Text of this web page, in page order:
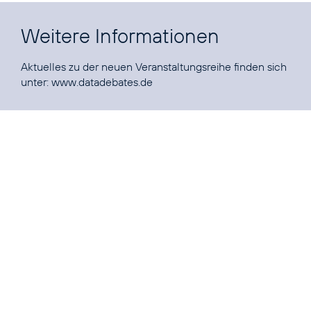
Weitere Informationen
Aktuelles zu der neuen Veranstaltungsreihe finden sich
unter: www.datadebates.de